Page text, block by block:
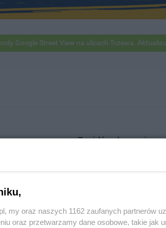
Google Street View na ulicach Tczewa. Aktualizują
Znajdź ogłoszenie
my oraz naszych 1162 zaufanych partnerów
oraz przetwarzamy dane osobowe, takie jak